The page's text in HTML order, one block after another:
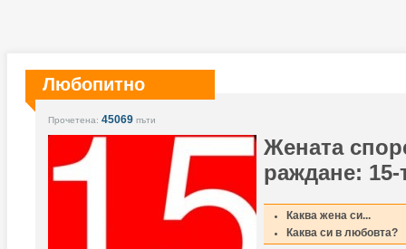
Любопитно
Прочетена: 45069 пъти
Жената
раждане: 15-
Каква жена си...
Каква си в любовта?